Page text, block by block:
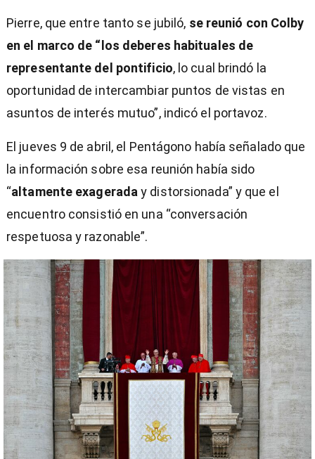
Pierre, que entre tanto se jubiló, se reunió con Colby
en el marco de “los deberes habituales de
representante del pontificio, lo cual brindó la
oportunidad de intercambiar puntos de vistas en
asuntos de interés mutuo”, indicó el portavoz.
El jueves 9 de abril, el Pentágono había señalado que
la información sobre esa reunión había sido
“altamente exagerada y distorsionada” y que el
encuentro consistió en una “conversación
respetuosa y razonable”.